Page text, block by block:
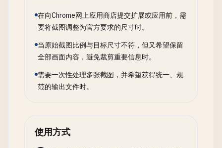
在向Chrome网上应用商店提交扩展或应用前，需
要将截图调整为官方要求的尺寸时。
当原始截图比例与目标尺寸不符，但又希望保留
全部画面内容，避免裁剪重要信息时。
需要一次性处理多张截图，并希望获得统一、规
范的输出文件时。
使用方式